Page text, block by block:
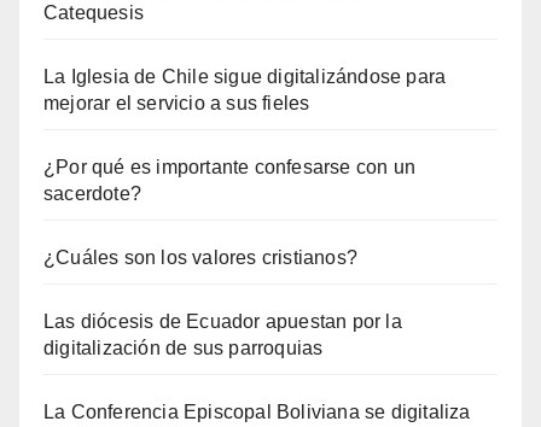
Catequesis
La Iglesia de Chile sigue digitalizándose para
mejorar el servicio a sus fieles
¿Por qué es importante confesarse con un
sacerdote?
¿Cuáles son los valores cristianos?
Las diócesis de Ecuador apuestan por la
digitalización de sus parroquias
La Conferencia Episcopal Boliviana se digitaliza